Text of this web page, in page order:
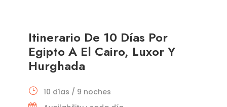
Itinerario De 10 Días Por
Egipto A El Cairo, Luxor Y
Hurghada
10 días / 9 noches